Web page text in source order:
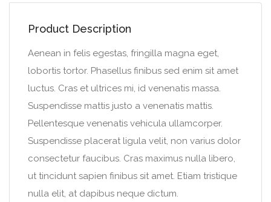
Product Description
Aenean in felis egestas, fringilla magna eget,
lobortis tortor. Phasellus finibus sed enim sit amet
luctus. Cras et ultrices mi, id venenatis massa.
Suspendisse mattis justo a venenatis mattis.
Pellentesque venenatis vehicula ullamcorper.
Suspendisse placerat ligula velit, non varius dolor
consectetur faucibus. Cras maximus nulla libero,
ut tincidunt sapien finibus sit amet. Etiam tristique
nulla elit, at dapibus neque dictum.